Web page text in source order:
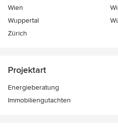
Wien
Wuppertal
Zürich
Projektart
Energieberatung
Immobiliengutachten